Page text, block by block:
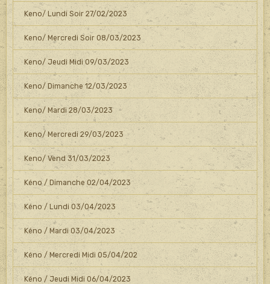
Keno/ Lundi Soir 27/02/2023
Keno/ Mercredi Soir 08/03/2023
Keno/ Jeudi Midi 09/03/2023
Keno/ Dimanche 12/03/2023
Keno/ Mardi 28/03/2023
Keno/ Mercredi 29/03/2023
Keno/ Vend 31/03/2023
Kéno / Dimanche 02/04/2023
Kéno / Lundi 03/04/2023
Kéno / Mardi 03/04/2023
Kéno / Mercredi Midi 05/04/202
Kéno / Jeudi Midi 06/04/2023